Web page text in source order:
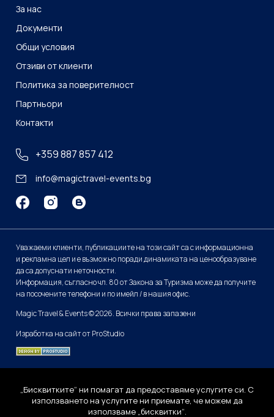
За нас
Документи
Общи условия
Отзиви от клиенти
Политика за поверителност
Партньори
Контакти
+359 887 857 412
info@magictravel-events.bg
Уважаеми клиенти, публикациите на този сайт са с информационна
и рекламна цел и е възможно поради динамиката на ценообразуване
да са допуснати неточности.
Информация, съгласно чл. 80 от Закона за Туризма може да получите
на посочените телефони и по имейл / в нашия офис.
Magic Travel & Events © 2026. Всички права запазени
Изработка на сайт от ProStudio
„Бисквитките“ ни помагат да предоставяме услугите си. С
използването на услугите ни приемате, че можем да
използваме „бисквитки“.